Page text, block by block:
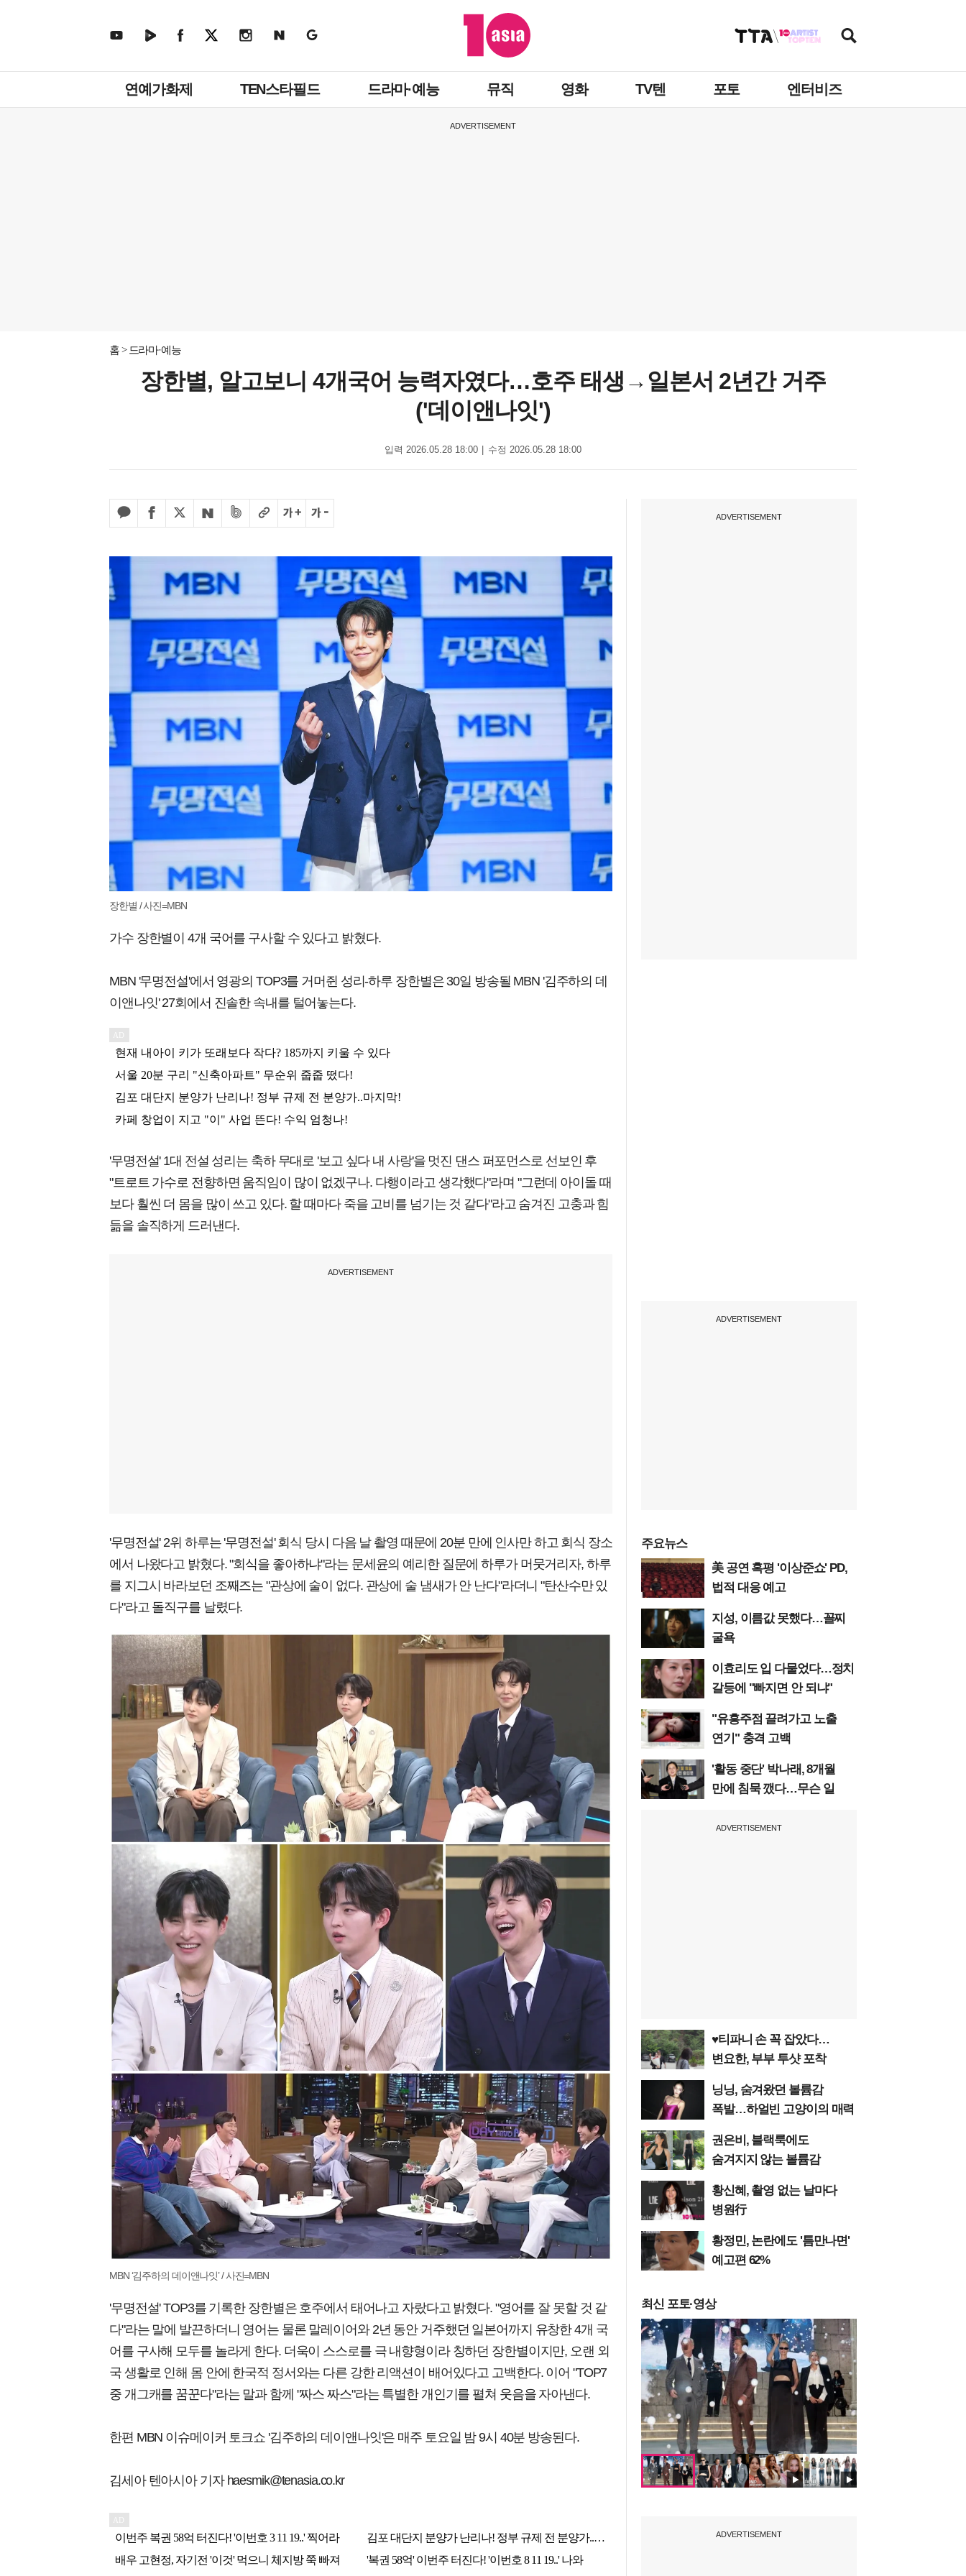
뉴
연예가화제 TEN스타필드 드라마·예능 뮤직 영화 TV텐 포토 엔터비즈
ADVERTISEMENT
홈 드라마·예능
장한별, 알고보니 4개국어 능력자였다…호주 태생→일본서 2년간 거주
('데이앤나잇')
입력 2026.05.28 18:00 수정 2026.05.28 18:00
장한별 / 사진=MBN
가수 장한별이 4개 국어를 구사할 수 있다고 밝혔다.
MBN '무명전설'에서 영광의 TOP3를 거머쥔 성리-하루 장한별은 30일 방송될 MBN '김주하의 데
이앤나잇' 27회에서 진솔한 속내를 털어놓는다.
'무명전설' 1대 전설 성리는 축하 무대로 '보고 싶다 내 사랑'을 멋진 댄스 퍼포먼스로 선보인 후
"트로트 가수로 전향하면 움직임이 많이 없겠구나. 다행이라고 생각했다"라며 "그런데 아이돌 때
보다 훨씬 더 몸을 많이 쓰고 있다. 할 때마다 죽을 고비를 넘기는 것 같다"라고 숨겨진 고충과 힘
듦을 솔직하게 드러낸다.
ADVERTISEMENT
'무명전설' 2위 하루는 '무명전설' 회식 당시 다음 날 촬영 때문에 20분 만에 인사만 하고 회식 장소
에서 나왔다고 밝혔다. "회식을 좋아하냐"라는 문세윤의 예리한 질문에 하루가 머뭇거리자, 하루
를 지그시 바라보던 조째즈는 "관상에 술이 없다. 관상에 술 냄새가 안 난다"라더니 "탄산수만 있
다"라고 돌직구를 날렸다.
MBN ‘김주하의 데이앤나잇’ / 사진=MBN
'무명전설' TOP3를 기록한 장한별은 호주에서 태어나고 자랐다고 밝혔다. "영어를 잘 못할 것 같
다"라는 말에 발끈하더니 영어는 물론 말레이어와 2년 동안 거주했던 일본어까지 유창한 4개 국
어를 구사해 모두를 놀라게 한다. 더욱이 스스로를 극 내향형이라 칭하던 장한별이지만, 오랜 외
국 생활로 인해 몸 안에 한국적 정서와는 다른 강한 리액션이 배어있다고 고백한다. 이어 "TOP7
중 개그캐를 꿈꾼다"라는 말과 함께 "짜스 짜스"라는 특별한 개인기를 펼쳐 웃음을 자아낸다.
한편 MBN 이슈메이커 토크쇼 '김주하의 데이앤나잇'은 매주 토요일 밤 9시 40분 방송된다.
김세아 텐아시아 기자 haesmik@tenasia.co.kr
ADVERTISEMENT
ADVERTISEMENT
주요뉴스
美 공연 혹평 '이상준쇼' PD,
법적 대응 예고
지성, 이름값 못했다…꼴찌
굴욕
이효리도 입 다물었다…정치
갈등에 "빠지면 안 되냐"
"유흥주점 끌려가고 노출
연기" 충격 고백
'활동 중단' 박나래, 8개월
만에 침묵 깼다…무슨 일
ADVERTISEMENT
♥티파니 손 꼭 잡았다…
변요한, 부부 투샷 포착
닝닝, 숨겨왔던 볼륨감
폭발…하얼빈 고양이의 매력
권은비, 블랙룩에도
숨겨지지 않는 볼륨감
황신혜, 촬영 없는 날마다
병원行
황정민, 논란에도 '틈만나면'
예고편 62%
최신 포토·영상
ADVERTISEMENT